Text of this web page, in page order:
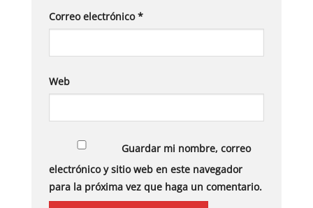
Correo electrónico*
Web
Guardar mi nombre, correo
electrónico y sitio web en este navegador
para la próxima vez que haga un comentario.